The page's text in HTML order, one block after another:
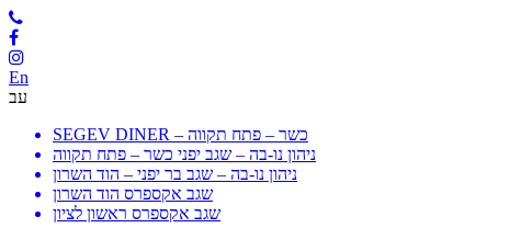
En
עב
SEGEV DINER – כשר – פתח תקווה
ניהון נו-בה – שגב יפני כשר – פתח תקווה
ניהון נו-בה – שגב בר יפני – הוד השרון
שגב אקספרס הוד השרון
שגב אקספרס ראשון לציון